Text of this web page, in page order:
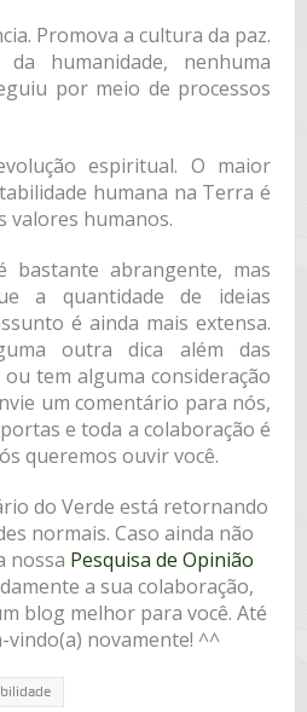
Promova a cultura da paz.
humanidade, nenhuma
por meio de processos
espiritual. O maior
humana na Terra é
valores humanos.
bastante abrangente, mas
a quantidade de ideias
é ainda mais extensa.
outra dica além das
tem alguma consideração
um comentário para nós,
e toda a colaboração é
queremos ouvir você.
do Verde está retornando
normais. Caso ainda não
nossa Pesquisa de Opinião
a sua colaboração,
blog melhor para você. Até
vindo(a) novamente! ^^